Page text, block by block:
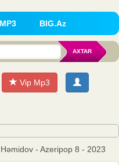
BIG.Az
Vip Mp3
- Azeripop 8 - 2023